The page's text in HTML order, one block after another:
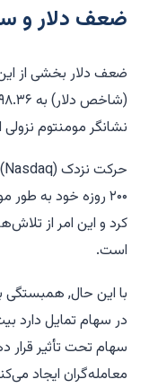
ضعف دلار و
ضعف دلار بخشی از
نشانگر مومنتوم
۲۰۰ روزه خود به
کرد و این امر از
است.
با این حال, همبستگی
در سهام تمایل دارد
سهام تحت تأثیر قرار
معامله‌گران ایجاد